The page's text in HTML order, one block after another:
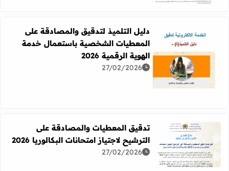
اقرأ المزيد عن دليل التلميذ لتدقيق والمصادقة على
دليل التلميذ لتدقيق والمصادقة على
المعطيات الشخصية باستعمال خدمة
الهوية الرقمية 2026
27/02/2026
اقرأ المزيد عن تدقيق المعطيات والمصادقة على الترشيح لاجتياز
تدقيق المعطيات والمصادقة على
الترشيح لاجتياز امتحانات البكالوريا 2026
27/02/2026